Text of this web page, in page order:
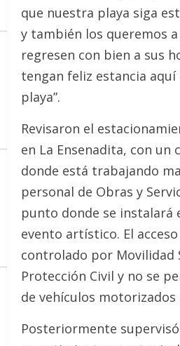
que nuestra playa siga
y también los queremos
regresen con bien a sus
tengan feliz estancia
playa”.
Revisaron el
en La Ensenadita, con un
donde está trabajando
personal de Obras y
punto donde se instalará
evento artístico. El
controlado por Movilidad
Protección Civil y no se
de vehículos motorizados
Posteriormente